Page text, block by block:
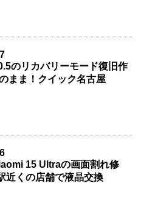
のリカバリーモード復旧作
まま！クイック名古屋
15 Ultraの画面割れ修
近くの店舗で液晶交換